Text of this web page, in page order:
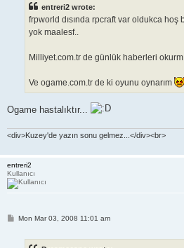
entreri2 wrote:
frpworld dısında rpcraft var oldukca hoş
yok maalesf..
Milliyet.com.tr de günlük haberleri okurm
Ve ogame.com.tr de ki oyunu oynarım
Ogame hastalıktır...
<div>Kuzey'de yazın sonu gelmez...</div><br>
entreri2
Kullanıcı
PMon Mar 03, 2008 11:01 am